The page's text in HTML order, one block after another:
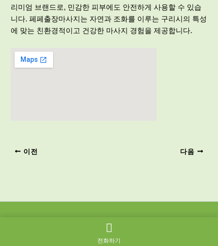
리미엄 브랜드로, 민감한 피부에도 안전하게 사용할 수 있습
니다. 페페출장마사지는 자연과 조화를 이루는 구리시의 특성
에 맞는 친환경적이고 건강한 마사지 경험을 제공합니다.
이전 다음
Copyright © 2026 페페출장마사지
전화하기